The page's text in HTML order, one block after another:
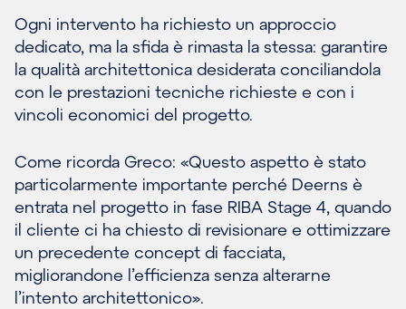
Ogni intervento ha richiesto un approccio
dedicato, ma la sfida è rimasta la stessa: garantire
la qualità architettonica desiderata conciliandola
con le prestazioni tecniche richieste e con i
vincoli economici del progetto.
Come ricorda Greco: «Questo aspetto è stato
particolarmente importante perché Deerns è
entrata nel progetto in fase RIBA Stage 4, quando
il cliente ci ha chiesto di revisionare e ottimizzare
un precedente concept di facciata,
migliorandone l’efficienza senza alterarne
l’intento architettonico».